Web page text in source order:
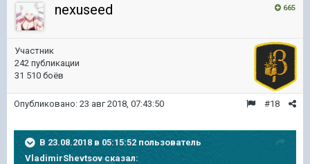
665
nexuseed
Участник
242 публикации
31 510 боёв
#18
Опубликовано: 23 авг 2018, 07:43:50
В 23.08.2018 в 05:15:52 пользователь
VladimirShevtsovсказал: